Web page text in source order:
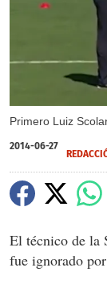
Primero Luiz
2014-06-27
El técnico de la
fue ignorado